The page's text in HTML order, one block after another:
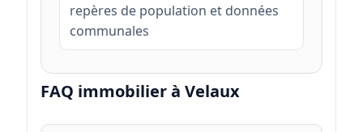
repères de population et données
communales
FAQ immobilier à Velaux